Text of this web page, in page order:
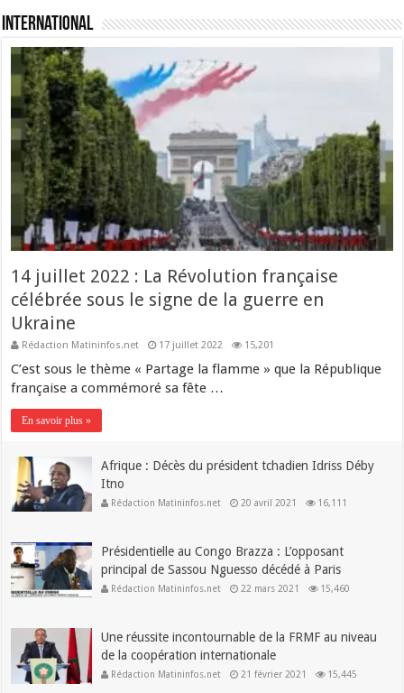
International
14 juillet 2022 : La Révolution française
célébrée sous le signe de la guerre en
Ukraine
Rédaction Matininfos.net 17 juillet 2022 15,201
C’est sous le thème « Partage la flamme » que la République
française a commémoré sa fête …
En savoir plus »
Afrique : Décès du président tchadien Idriss Déby
Itno
Rédaction Matininfos.net 20 avril 2021 16,111
Présidentielle au Congo Brazza : L’opposant
principal de Sassou Nguesso décédé à Paris
Rédaction Matininfos.net 22 mars 2021 15,460
Une réussite incontournable de la FRMF au niveau
de la coopération internationale
Rédaction Matininfos.net 21 février 2021 15,445